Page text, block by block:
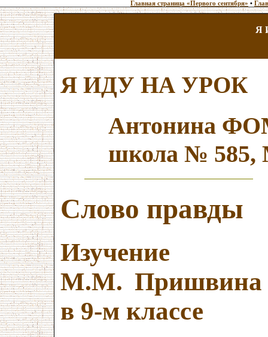
Главная страница «Первого сентября» •
Я
Я ИДУ НА УРОК
Антонина
школа № 585,
Слово правды
Изучение
М.М. Пришвина
в 9-м классе